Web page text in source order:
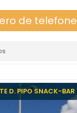
de telefone
D. PIPO SNACK-BAR